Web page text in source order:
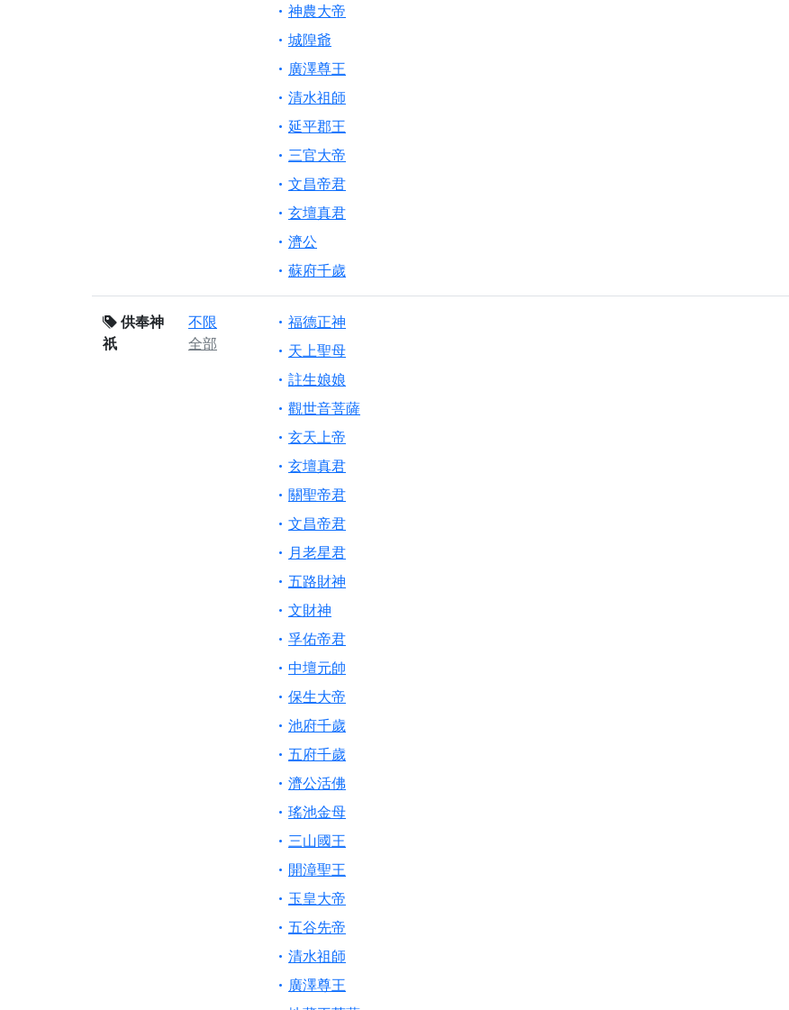
神農大帝
城隍爺
廣澤尊王
清水祖師
延平郡王
三官大帝
文昌帝君
玄壇真君
濟公
蘇府千歲
供奉神
祇
不限
全部
福德正神
天上聖母
註生娘娘
觀世音菩薩
玄天上帝
玄壇真君
關聖帝君
文昌帝君
月老星君
五路財神
文財神
孚佑帝君
中壇元帥
保生大帝
池府千歲
五府千歲
濟公活佛
瑤池金母
三山國王
開漳聖王
玉皇大帝
五谷先帝
清水祖師
廣澤尊王